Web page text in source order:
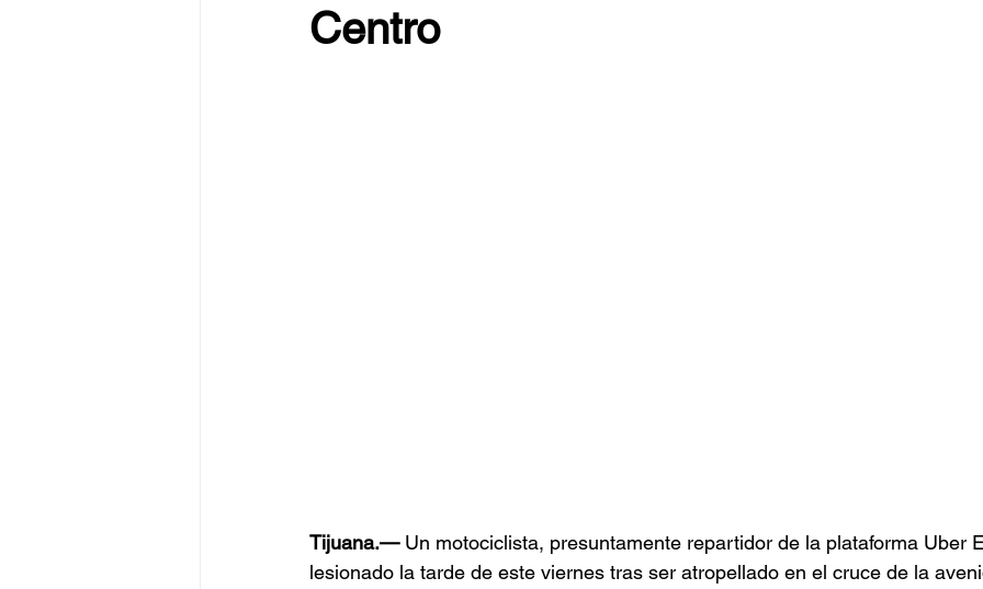
Centro
Tijuana.— Un motociclista, presuntamente repartidor de la plataforma Uber
lesionado la tarde de este viernes tras ser atropellado en el cruce de la